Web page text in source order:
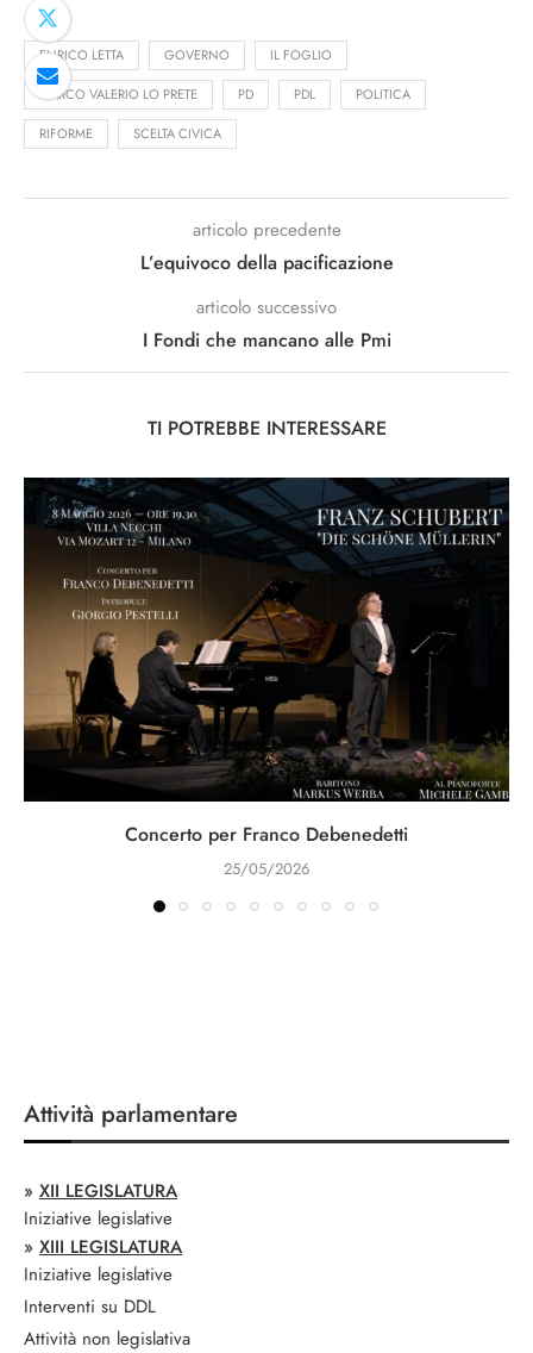
ENRICO LETTA GOVERNO IL FOGLIO
MARCO VALERIO LO PRETE PD PDL POLITICA
RIFORME SCELTA CIVICA
articolo precedente
L’equivoco della pacificazione
articolo successivo
I Fondi che mancano alle Pmi
TI POTREBBE INTERESSARE
Concerto per Franco Debenedetti
25/05/2026
Attività parlamentare
» XII LEGISLATURA
Iniziative legislative
» XIII LEGISLATURA
Iniziative legislative
Interventi su DDL
Attività non legislativa